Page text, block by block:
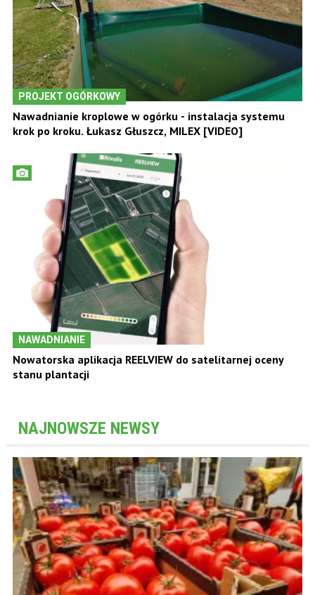
PROJEKT OGÓRKOWY
Nawadnianie kroplowe w ogórku - instalacja systemu
krok po kroku. Łukasz Głuszcz, MILEX [VIDEO]
NAWADNIANIE
Nowatorska aplikacja REELVIEW do satelitarnej oceny
stanu plantacji
NAJNOWSZE NEWSY